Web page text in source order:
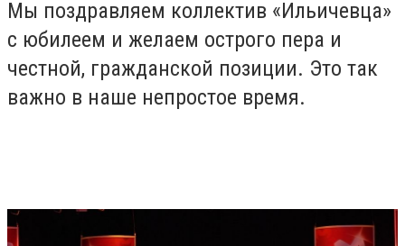
Мы поздравляем коллектив «Ильичевца»
с юбилеем и желаем острого пера и
честной, гражданской позиции. Это так
важно в наше непростое время.